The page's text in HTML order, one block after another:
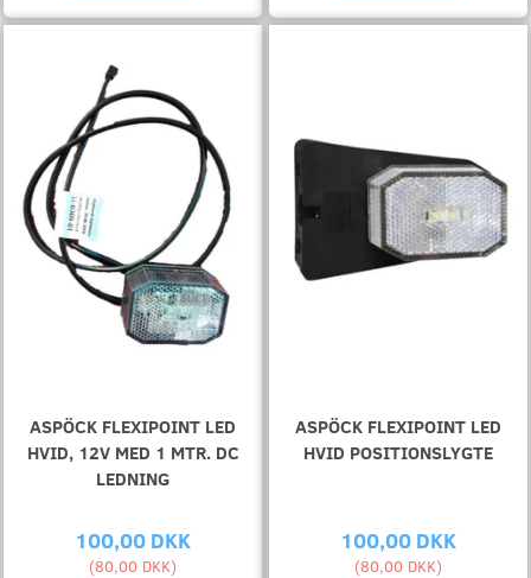
ASPÖCK FLEXIPOINT LED
HVID, 12V MED 1 MTR. DC
LEDNING
100,00 DKK
(80,00 DKK)
ASPÖCK FLEXIPOINT LED
HVID POSITIONSLYGTE
100,00 DKK
(80,00 DKK)